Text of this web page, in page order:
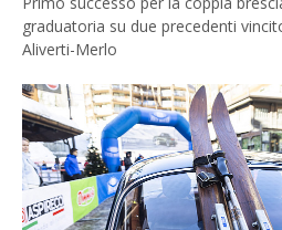
graduatoria su due precedenti
Aliverti-Merlo